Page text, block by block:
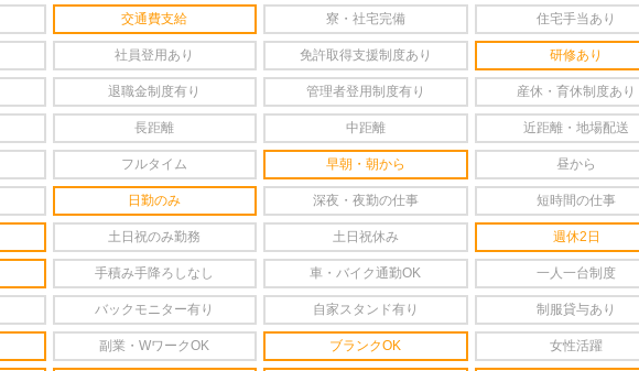
交通費支給 寮・社宅完備 住宅手当あり
社員登用あり 免許取得支援制度あり 研修あり
退職金制度有り 管理者登用制度有り 産休・育休制度あり
長距離 中距離 近距離・地場配送
フルタイム 早朝・朝から 昼から
日勤のみ 深夜・夜勤の仕事 短時間の仕事
土日祝のみ勤務 土日祝休み 週休2日
手積み手降ろしなし 車・バイク通勤OK 一人一台制度
バックモニター有り 自家スタンド有り 制服貸与あり
副業・WワークOK ブランクOK 女性活躍